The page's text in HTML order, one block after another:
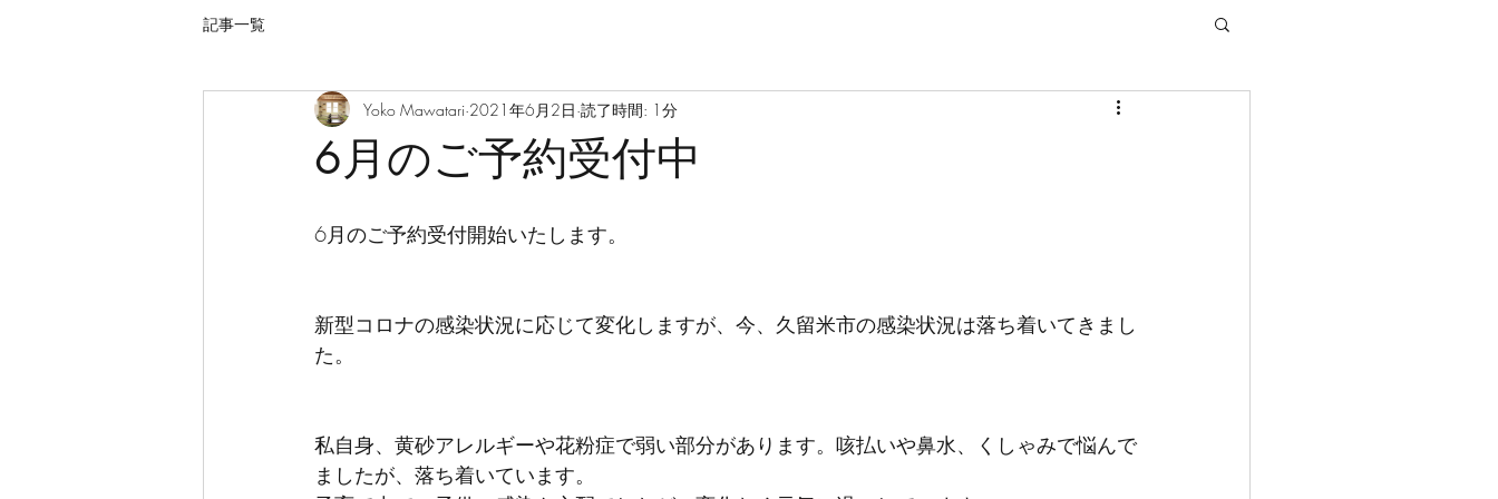
記事一覧
6月のご予約受付中
Yoko Mawatari 2021年6月2日 読了時間: 1分
6月のご予約受付開始いたします。
新型コロナの感染状況に応じて変化しますが、今、久留米市の感染状況は落ち着いてきまし
た。
私自身、黄砂アレルギーや花粉症で弱い部分があります。咳払いや鼻水、くしゃみで悩んで
ましたが、落ち着いています。